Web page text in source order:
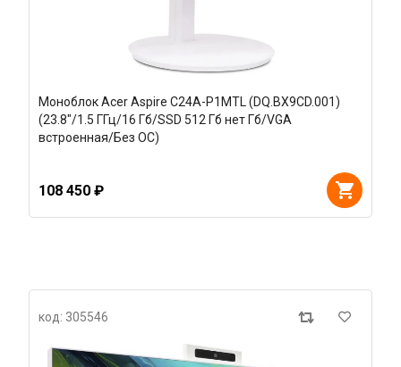
Моноблок Acer Aspire C24A-P1MTL (DQ.BX9CD.001)
(23.8"/1.5 ГГц/16 Гб/SSD 512 Гб нет Гб/VGA
встроенная/Без ОС)
108 450 ₽
код: 305546